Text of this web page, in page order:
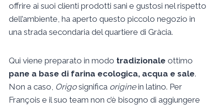
offrire ai suoi clienti prodotti sani e gustosi nel rispetto
dell’ambiente, ha aperto questo piccolo negozio in
una strada secondaria del quartiere di Gràcia.
Qui viene preparato in modo tradizionale ottimo
pane a base di farina ecologica, acqua e sale.
Non a caso, Origosignifica originein latino. Per
François e il suo team non c’è bisogno di aggiungere